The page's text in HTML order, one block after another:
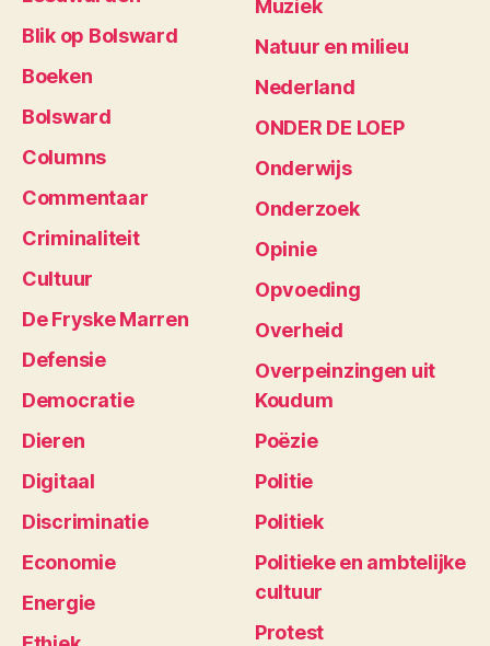
Blik op Bolsward
Boeken
Bolsward
Columns
Commentaar
Criminaliteit
Cultuur
De Fryske Marren
Defensie
Democratie
Dieren
Digitaal
Discriminatie
Economie
Energie
Muziek
Natuur en milieu
Nederland
ONDER DE LOEP
Onderwijs
Onderzoek
Opinie
Opvoeding
Overheid
Overpeinzingen uit
Koudum
Poëzie
Politie
Politiek
Politieke en ambtelijke
cultuur
Protest